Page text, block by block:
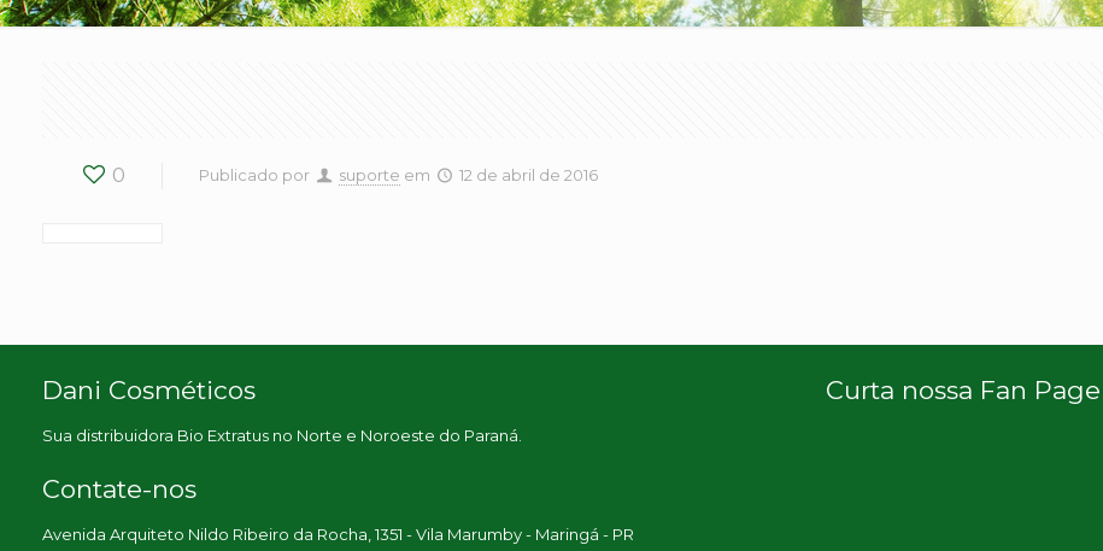
0 Publicado por suporte em 12 de abril de 2016
Dani Cosméticos
Sua distribuidora Bio Extratus no Norte e Noroeste do Paraná.
Contate-nos
Avenida Arquiteto Nildo Ribeiro da Rocha, 1351 - Vila Marumby - Maringá - PR
Curta nossa Fan Page